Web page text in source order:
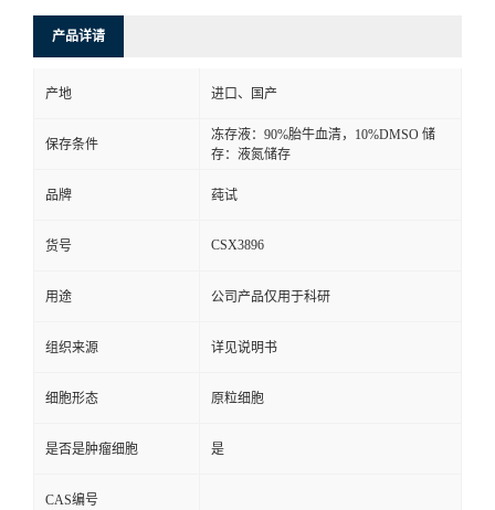
产品详请
产地 进口、国产
保存条件
冻存液：90%胎牛血清，10%DMSO 储
存：液氮储存
品牌 莼试
货号 CSX3896
用途 公司产品仅用于科研
组织来源 详见说明书
细胞形态 原粒细胞
是否是肿瘤细胞 是
CAS编号